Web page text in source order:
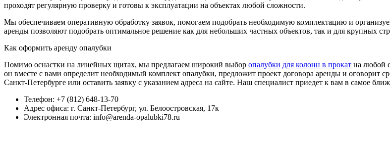
проходят регулярную проверку и готовы к эксплуатации на объектах любой сложности.
Мы обеспечиваем оперативную обработку заявок, помогаем подобрать необходимую комплектацию и
аренды позволяют подобрать оптимальное решение как для небольших частных объектов, так и для крупных
Как оформить аренду опалубки
Помимо оснастки на линейных щитах, мы предлагаем широкий выбор опалубки для колонн в прокат на любой
он вместе с вами определит необходимый комплект опалубки, предложит проект договора аренды и оговорит
Санкт-Петербурге или оставить заявку с указанием адреса на сайте. Наш специалист приедет к вам в самое
Телефон: +7 (812) 648-13-70
Адрес офиса: г. Санкт-Петербург, ул. Белоостровская, 17к
Электронная почта: info@arenda-opalubki78.ru